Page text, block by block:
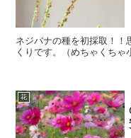
ネジバナの種を初採取！！
くりです。（めちゃくちゃ
花